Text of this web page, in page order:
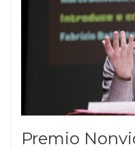
Premio